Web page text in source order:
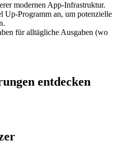
modernen App-Infrastruktur.
Up-Programm an, um potenzielle
für alltägliche Ausgaben (wo
entdecken